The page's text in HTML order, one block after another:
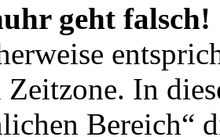
geht falsch!
Zeitzone. In
Bereich“